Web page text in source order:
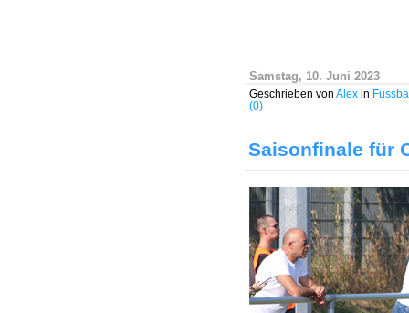
Samstag, 10. Juni 2023
Geschrieben von Alex in
(0)
Saisonfinale für